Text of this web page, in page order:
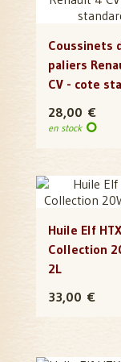
Coussinets
paliers
CV - cote
28,00 €
en stock
Huile Elf HTX
Collection
2L
33,00 €